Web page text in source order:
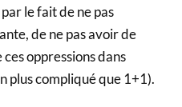
le fait de ne pas
de ne pas avoir de
oppressions dans
plus compliqué que 1+1).